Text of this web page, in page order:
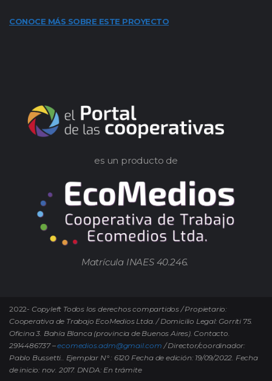
CONOCE MÁS SOBRE ESTE PROYECTO
es un producto de
Matrícula INAES 40.246.
2022- Copyleft Todos los derechos compartidos / Propietario:
Cooperativa de Trabajo EcoMedios Ltda. / Domicilio Legal: Gorriti 75.
Oficina 3. Bahía Blanca (provincia de Buenos Aires). Contacto.
2914486737 –ecomedios.adm@gmail.com / Director/coordinador:
Pablo Bussetti.. Ejemplar N° : 6120 Fecha de edición: 19/09/2022. Fecha
de inicio: nov. 2017. DNDA: En trámite